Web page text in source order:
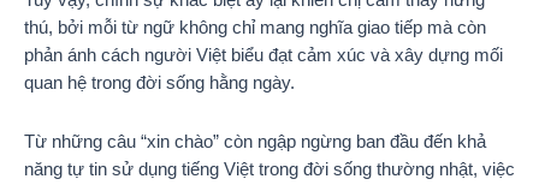
thú, bởi mỗi từ ngữ không chỉ mang nghĩa giao tiếp mà còn
phản ánh cách người Việt biểu đạt cảm xúc và xây dựng mối
quan hệ trong đời sống hằng ngày.
Từ những câu “xin chào” còn ngập ngừng ban đầu đến khả
năng tự tin sử dụng tiếng Việt trong đời sống thường nhật, việc